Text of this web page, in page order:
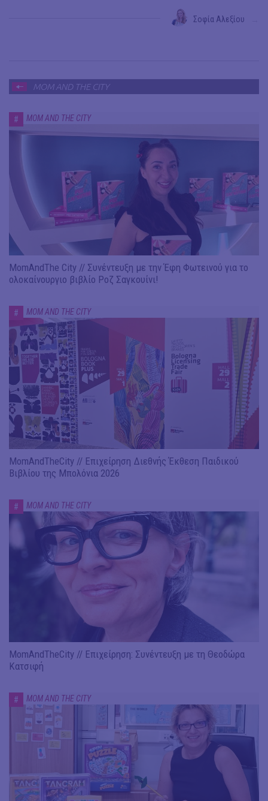
Σοφία Αλεξίου
MOM AND THE CITY
# MOM AND THE CITY
MomAndThe City // Συνέντευξη με την Έφη Φωτεινού για το
ολοκαίνουργιο βιβλίο Ροζ Σαγκουίνι!
# MOM AND THE CITY
MomAndTheCity // Επιχείρηση Διεθνής Έκθεση Παιδικού
Βιβλίου της Μπολόνια 2026
# MOM AND THE CITY
MomAndTheCity // Επιχείρηση: Συνέντευξη με τη Θεοδώρα
Κατσιφή
# MOM AND THE CITY